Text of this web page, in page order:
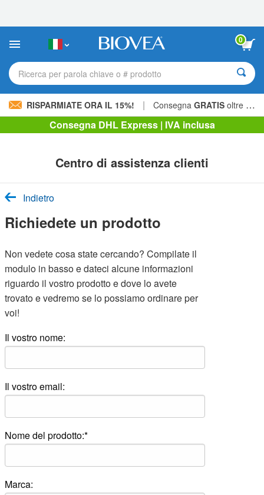
sito
include
sistema
0
Ricerca per parola chiave o # prodotto
RISPARMIATE ORA IL 15%! | Consegna GRATIS oltre 60,00 € »
Consegna DHL Express | IVA inclusa
Centro di assistenza clienti
Indietro
Richiedete un prodotto
Non vedete cosa state cercando? Compilate il
modulo in basso e dateci alcune informazioni
riguardo il vostro prodotto e dove lo avete
trovato e vedremo se lo possiamo ordinare per
voi!
Il vostro nome:
Il vostro email:
Nome del prodotto:*
Marca: